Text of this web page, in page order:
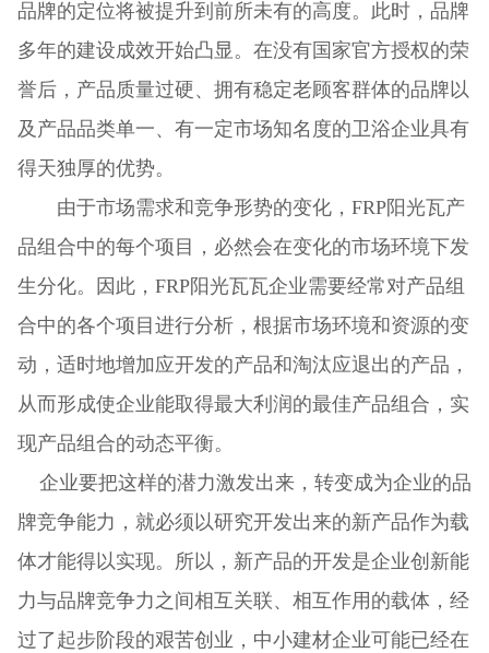
品牌的定位将被提升到前所未有的高度。此时，品牌
多年的建设成效开始凸显。在没有国家官方授权的荣
誉后，产品质量过硬、拥有稳定老顾客群体的品牌以
及产品品类单一、有一定市场知名度的卫浴企业具有
得天独厚的优势。
由于市场需求和竞争形势的变化，FRP阳光瓦产
品组合中的每个项目，必然会在变化的市场环境下发
生分化。因此，FRP阳光瓦瓦企业需要经常对产品组
合中的各个项目进行分析，根据市场环境和资源的变
动，适时地增加应开发的产品和淘汰应退出的产品，
从而形成使企业能取得最大利润的最佳产品组合，实
现产品组合的动态平衡。
企业要把这样的潜力激发出来，转变成为企业的品
牌竞争能力，就必须以研究开发出来的新产品作为载
体才能得以实现。所以，新产品的开发是企业创新能
力与品牌竞争力之间相互关联、相互作用的载体，经
过了起步阶段的艰苦创业，中小建材企业可能已经在